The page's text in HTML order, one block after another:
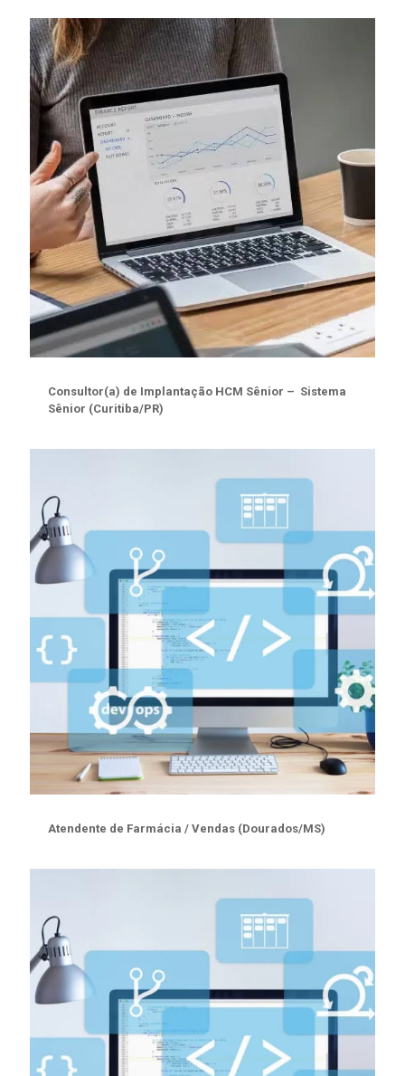
Consultor(a) de Implantação HCM Sênior – Sistema
Sênior (Curitiba/PR)
Atendente de Farmácia / Vendas (Dourados/MS)